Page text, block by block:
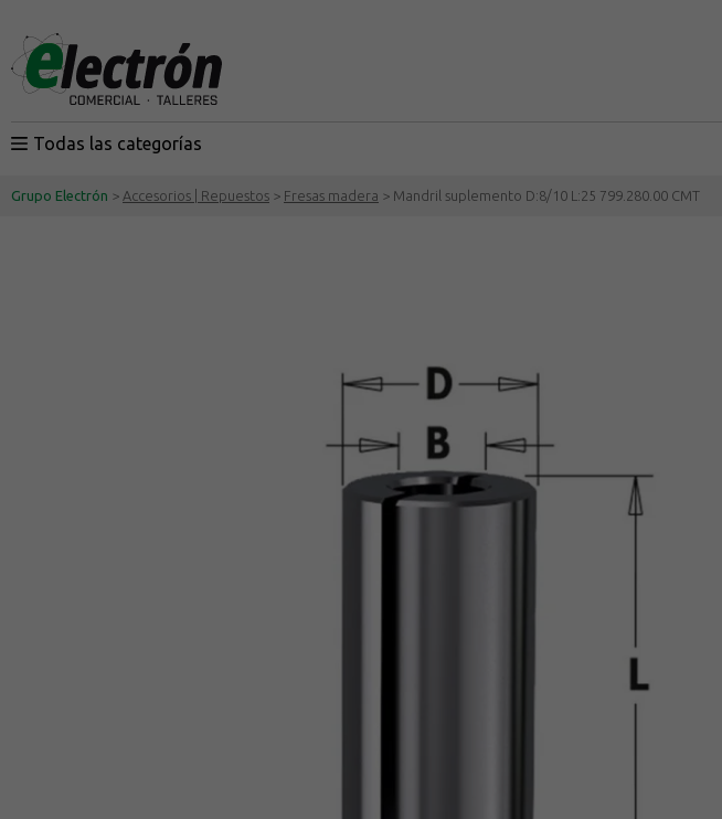
Todas las categorías
Grupo Electrón > Accesorios | Repuestos > Fresas madera > Mandril suplemento D:8/10 L:25 799.280.00 CMT